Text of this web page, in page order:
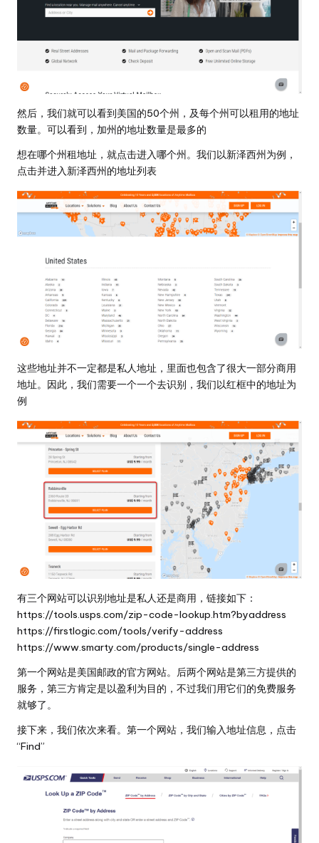
然后，我们就可以看到美国的50个州，及每个州可以租用的地址
数量。可以看到，加州的地址数量是最多的
想在哪个州租地址，就点击进入哪个州。我们以新泽西州为例，
点击并进入新泽西州的地址列表
这些地址并不一定都是私人地址，里面也包含了很大一部分商用
地址。因此，我们需要一个一个去识别，我们以红框中的地址为
例
有三个网站可以识别地址是私人还是商用，链接如下：
https://tools.usps.com/zip-code-lookup.htm?byaddress
https://firstlogic.com/tools/verify-address
https://www.smarty.com/products/single-address
第一个网站是美国邮政的官方网站。后两个网站是第三方提供的
服务，第三方肯定是以盈利为目的，不过我们用它们的免费服务
就够了。
接下来，我们依次来看。第一个网站，我们输入地址信息，点击
“Find”